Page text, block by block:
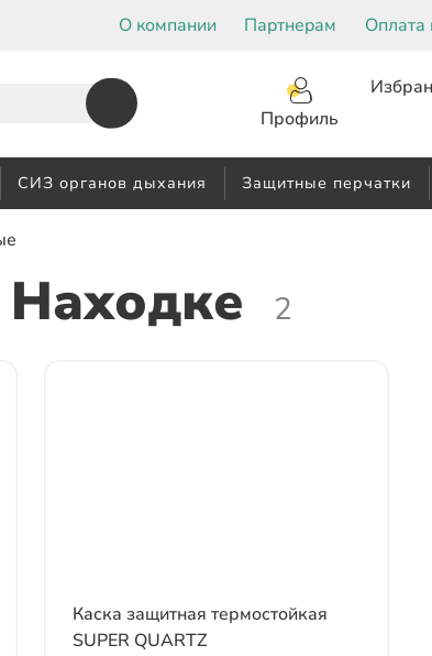
О компании Партнерам Оплата
Профиль
СИЗ органов дыхания Защитные перчатки
Находке 2
Каска защитная термостойкая
SUPER QUARTZ